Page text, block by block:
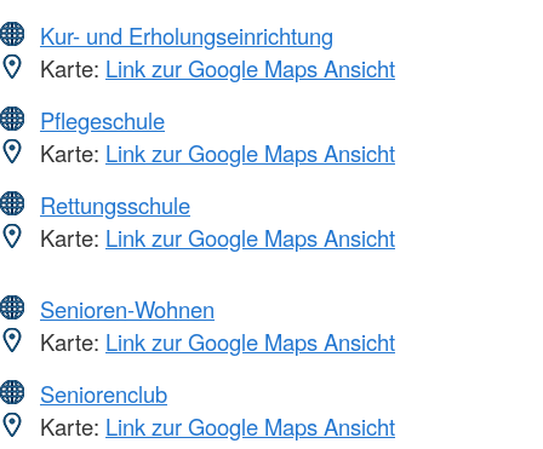
Kur- und Erholungseinrichtung
Karte: Link zur Google Maps Ansicht
Pflegeschule
Karte: Link zur Google Maps Ansicht
Rettungsschule
Karte: Link zur Google Maps Ansicht
Senioren-Wohnen
Karte: Link zur Google Maps Ansicht
Seniorenclub
Karte: Link zur Google Maps Ansicht